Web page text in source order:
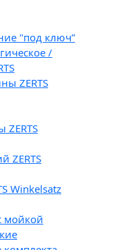
"под ключ”
/
ZERTS
ZERTS
ZERTS
Winkelsatz
мойкой